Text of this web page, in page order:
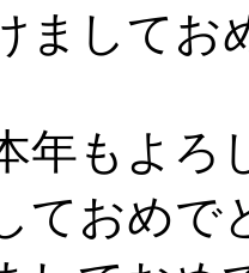
ましてお
年もよろ
ておめで